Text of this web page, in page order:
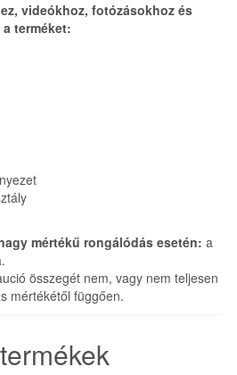
videókhoz, fotózásokhoz és
terméket:
mértékű rongálódás esetén: a
összegét nem, vagy nem teljesen
mértékétől függően.